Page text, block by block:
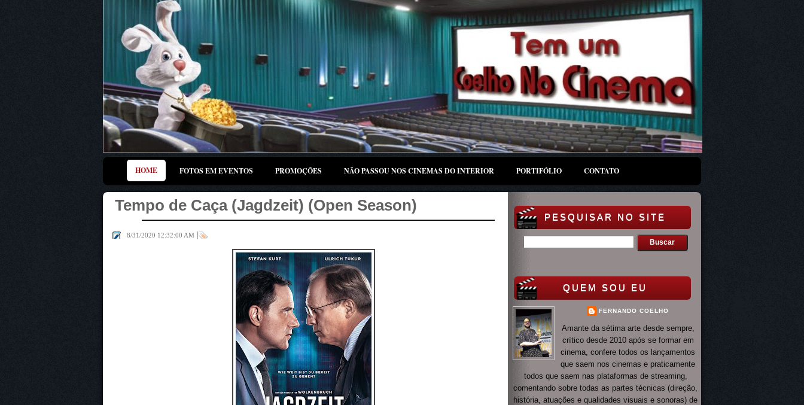
HOME FOTOS EM EVENTOS PROMOÇÕES NÃO PASSOU NOS CINEMAS DO INTERIOR PORTIFÓLIO CONTATO
Tempo de Caça (Jagdzeit) (Open Season)
8/31/2020 12:32:00 AM |
PESQUISAR NO SITE
QUEM SOU EU
FERNANDO COELHO
Amante da sétima arte desde sempre,
crítico desde 2010 após se formar em
cinema, confere todos os lançamentos
que saem nos cinemas e praticamente
todos que saem nas plataformas de streaming,
comentando sobre todas as partes técnicas (direção,
história, atuações e qualidades visuais e sonoras) de